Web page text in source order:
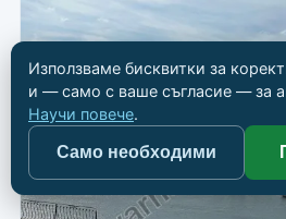
Използваме бисквитки за
и — само с ваше съгласие — за
Научи повече.
Само необходими